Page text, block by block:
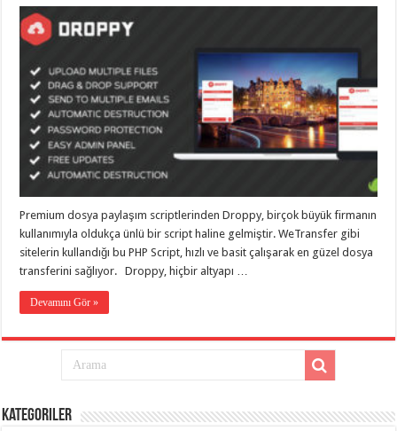
taşımacılık
evden
gaziantep
evden
taşımacılık,
evden
taşımacılık,
gaziantep
evden
gaziantep
evden
taşımacılık,
gaziantep
taşımacılık,
evden
taşımacılık,
gaziantep
Premium dosya paylaşım scriptlerinden Droppy, birçok büyük firmanın
kullanımıyla oldukça ünlü bir script haline gelmiştir. WeTransfer gibi
sitelerin kullandığı bu PHP Script, hızlı ve basit çalışarak en güzel dosya
transferini sağlıyor. Droppy, hiçbir altyapı …
Devamını Gör »
Kategoriler